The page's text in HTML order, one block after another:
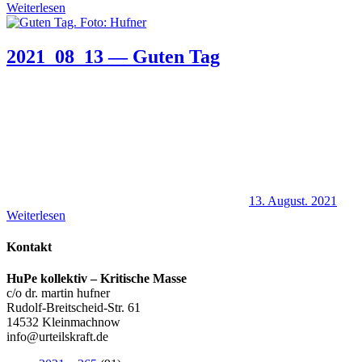
Weiterlesen
2021_08_13 — Guten Tag
13. August. 2021
Weiterlesen
Kontakt
HuPe kollektiv – Kritische Masse
c/o dr. martin hufner
Rudolf-Breitscheid-Str. 61
14532 Kleinmachnow
info@urteilskraft.de